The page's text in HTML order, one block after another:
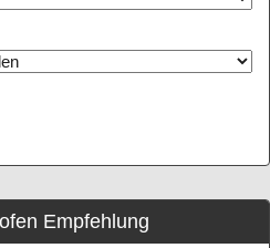
Empfehlung